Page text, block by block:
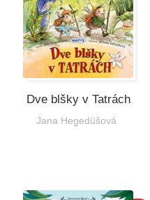
Dve blšky v Tatrách
Jana Hegedüšová